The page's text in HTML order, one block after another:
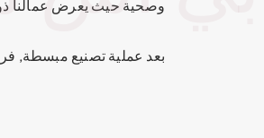
وصحية حيث يعرض عمالنا ذوو
بعد عملية تصنيع مبسطة, فرش